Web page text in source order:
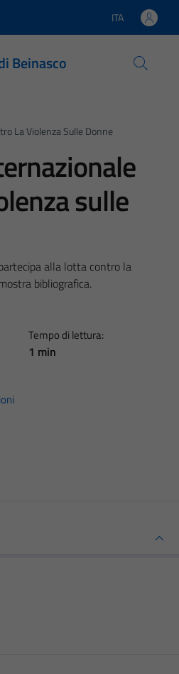
Lingua attiva:
ITA
Beinasco
La Violenza Sulle Donne
sulle
alla lotta contro la
bibliografica.
Tempo di lettura:
1 min